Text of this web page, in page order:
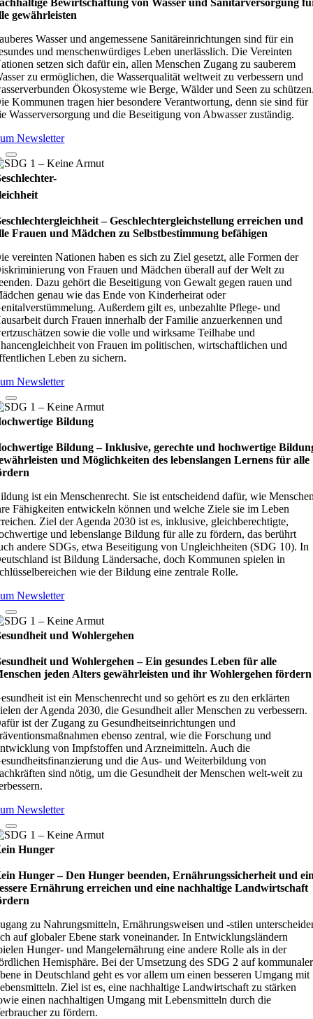
Bewirtschaftung von Wasser und Sanitärversorgung
gewährleisten
Wasser und angemessene Sanitäreinrichtungen sind für ein
und menschenwürdiges Leben unerlässlich. Die Vereinten
setzen sich dafür ein, allen Menschen Zugang zu sauberem
zu ermöglichen, die Wasserqualität weltweit zu verbessern und
Ökosysteme wie Berge, Wälder und Seen zu
Kommunen tragen hier besondere Verantwortung, denn sie sind für
Wasserversorgung und die Beseitigung von Abwasser zuständig.
Newsletter
– Geschlechtergleichstellung erreichen und
Frauen und Mädchen zu Selbstbestimmung befähigen
vereinten Nationen haben es sich zu Ziel gesetzt, alle Formen der
von Frauen und Mädchen überall auf der Welt zu
Dazu gehört die Beseitigung von Gewalt gegen rauen und
genau wie das Ende von Kinderheirat oder
Außerdem gilt es, unbezahlte Pflege- und
durch Frauen innerhalb der Familie anzuerkennen und
sowie die volle und wirksame Teilhabe und
von Frauen im politischen, wirtschaftlichen und
Leben zu sichern.
Newsletter
Bildung
Bildung – Inklusive, gerechte und hochwertige
und Möglichkeiten des lebenslangen Lernens für alle
ist ein Menschenrecht. Sie ist entscheidend dafür, wie
Fähigkeiten entwickeln können und welche Ziele sie im Leben
Ziel der Agenda 2030 ist es, inklusive, gleichberechtigte,
und lebenslange Bildung für alle zu fördern, das berührt
andere SDGs, etwa Beseitigung von Ungleichheiten (SDG 10). In
ist Bildung Ländersache, doch Kommunen spielen in
wie der Bildung eine zentrale Rolle.
Newsletter
und Wohlergehen
und Wohlergehen – Ein gesundes Leben für alle
jeden Alters gewährleisten und ihr Wohlergehen fördern
ist ein Menschenrecht und so gehört es zu den erklärten
der Agenda 2030, die Gesundheit aller Menschen zu verbessern.
ist der Zugang zu Gesundheitseinrichtungen und
ebenso zentral, wie die Forschung und
von Impfstoffen und Arzneimitteln. Auch die
und die Aus- und Weiterbildung von
sind nötig, um die Gesundheit der Menschen welt-weit zu
Newsletter
Hunger
Hunger – Den Hunger beenden, Ernährungssicherheit und
Ernährung erreichen und eine nachhaltige Landwirtschaft
zu Nahrungsmitteln, Ernährungsweisen und -stilen
auf globaler Ebene stark voneinander. In Entwicklungsländern
Hunger- und Mangelernährung eine andere Rolle als in der
Hemisphäre. Bei der Umsetzung des SDG 2 auf kommunaler
in Deutschland geht es vor allem um einen besseren Umgang mit
Ziel ist es, eine nachhaltige Landwirtschaft zu stärken
einen nachhaltigen Umgang mit Lebensmitteln durch die
zu fördern.